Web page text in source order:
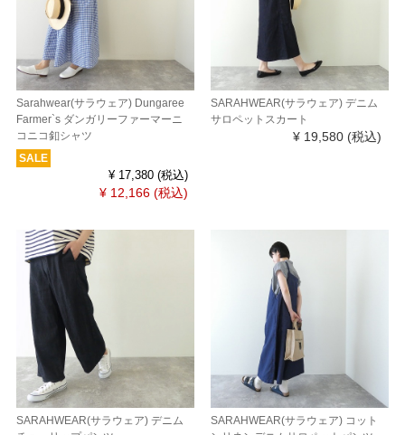
Sarahwear(サラウェア) Dungaree
Farmer`s ダンガリーファーマーニ
コニコ釦シャツ
SALE
¥ 17,380 (税込)
¥ 12,166 (税込)
SARAHWEAR(サラウェア) デニム
サロペットスカート
¥ 19,580 (税込)
SARAHWEAR(サラウェア) デニム
SARAHWEAR(サラウェア) コット